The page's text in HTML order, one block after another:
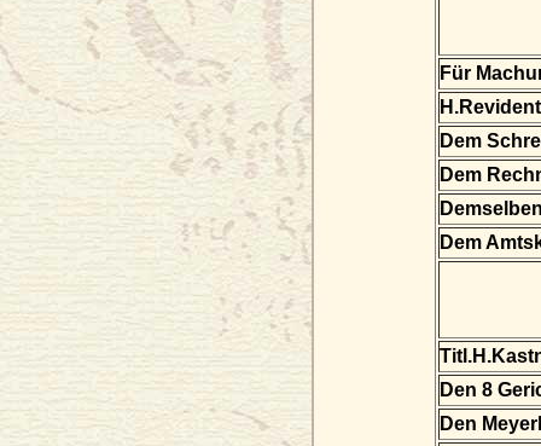
Für
Dem
Dem
Dem
Den 8
Den